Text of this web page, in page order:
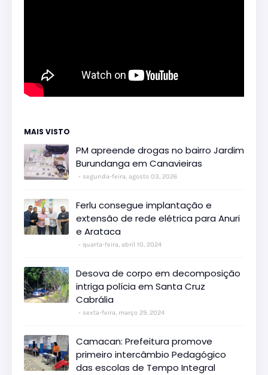
MAIS VISTO
PM apreende drogas no bairro Jardim
Burundanga em Canavieiras
segunda-feira, agosto 03, 2026
Ferlu consegue implantação e
extensão de rede elétrica para Anuri
e Arataca
quarta-feira, abril 10, 2024
Desova de corpo em decomposição
intriga polícia em Santa Cruz
Cabrália
sexta-feira, março 29, 2024
Camacan: Prefeitura promove
primeiro intercâmbio Pedagógico
das escolas de Tempo Integral